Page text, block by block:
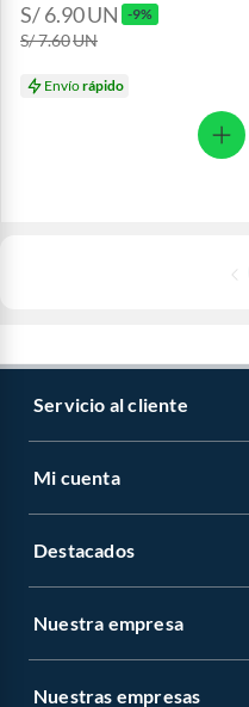
S/ 6.90UN -9%
S/ 7.60UN
Envíorápido
Servicio al cliente
Mi cuenta
Destacados
Nuestra empresa
Nuestras empresas